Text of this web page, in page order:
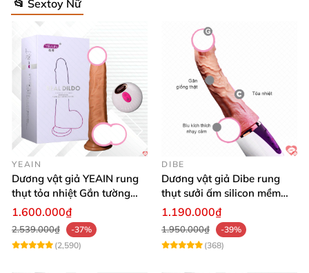
📂 Sextoy Nữ
YEAIN
Dương vật giả YEAIN rung
thụt tỏa nhiệt Gắn tường
Điều khiển từ xa
1.600.000₫
2.539.000₫
-37%
(2,590)
DIBE
Dương vật giả Dibe rung
thụt sưởi ấm silicon mềm
mại sạc USB
1.190.000₫
1.950.000₫
-39%
(368)